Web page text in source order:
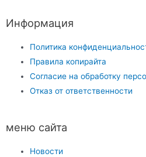
Информация
Политика
Правила копирайта
Согласие на обработку
Отказ от ответственности
меню сайта
Новости